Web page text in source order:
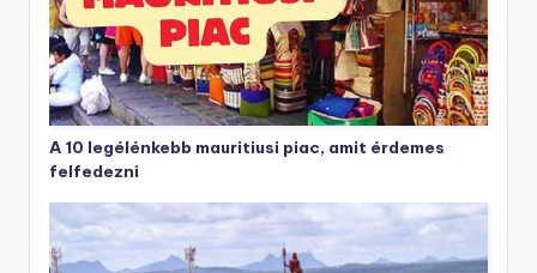
A 10 legélénkebb mauritiusi piac, amit érdemes
felfedezni